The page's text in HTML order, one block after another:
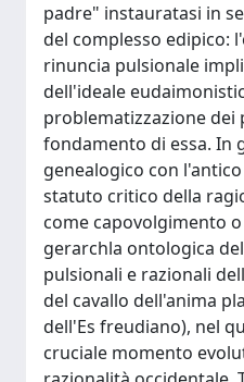
padre" instauratasi in
del complesso edipico:
rinuncia pulsionale
dell'ideale
problematizzazione dei
fondamento di essa. In
genealogico con
statuto critico della
come capovolgimento
gerarchla ontologica
pulsionali e razionali
del cavallo dell'anima
dell'Es freudiano), nel
cruciale momento